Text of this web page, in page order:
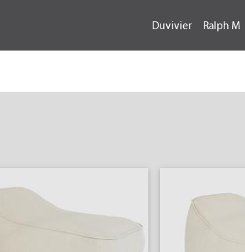
Duvivier Ralph M